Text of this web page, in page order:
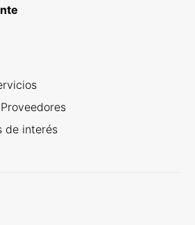
de interés